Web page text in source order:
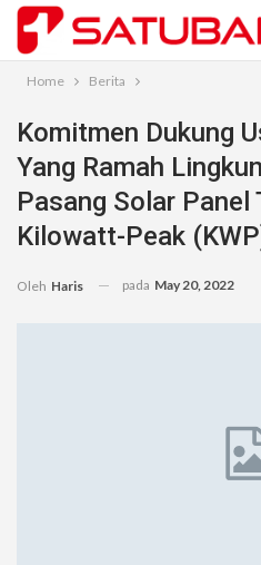
Home Berita
Komitmen Dukung
Yang Ramah
Pasang Solar Panel
Kilowatt-Peak
Oleh Haris pada May 20, 2022